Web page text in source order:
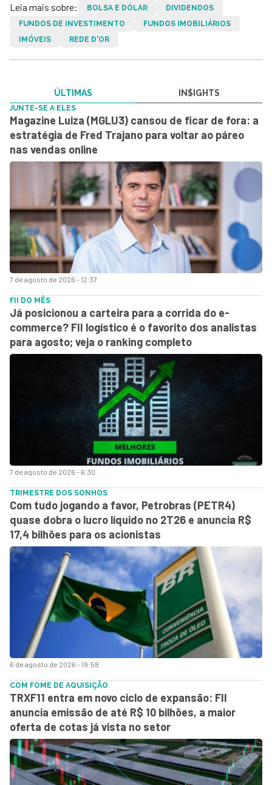
Leia mais sobre: BOLSA E DÓLAR
DIVIDENDOS
FUNDOS DE INVESTIMENTO
FUNDOS IMOBILIÁRIOS
IMÓVEIS
REDE D'OR
ÚLTIMAS IN$IGHTS
7 de agosto de 2026 - 12:37
JUNTE-SE A ELES
Magazine Luiza (MGLU3) cansou de ficar de fora: a
estratégia de Fred Trajano para voltar ao páreo
nas vendas online
7 de agosto de 2026 - 6:30
FII DO MÊS
Já posicionou a carteira para a corrida do e-
commerce? FII logístico é o favorito dos analistas
para agosto; veja o ranking completo
6 de agosto de 2026 - 19:58
TRIMESTRE DOS SONHOS
Com tudo jogando a favor, Petrobras (PETR4)
quase dobra o lucro líquido no 2T26 e anuncia R$
17,4 bilhões para os acionistas
COM FOME DE AQUISIÇÃO
TRXF11 entra em novo ciclo de expansão: FII
anuncia emissão de até R$ 10 bilhões, a maior
oferta de cotas já vista no setor